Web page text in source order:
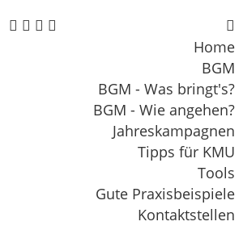
    
Home
BGM
BGM - Was bringt's?
BGM - Wie angehen?
Jahreskampagnen
Tipps für KMU
Tools
Gute Praxisbeispiele
Kontaktstellen